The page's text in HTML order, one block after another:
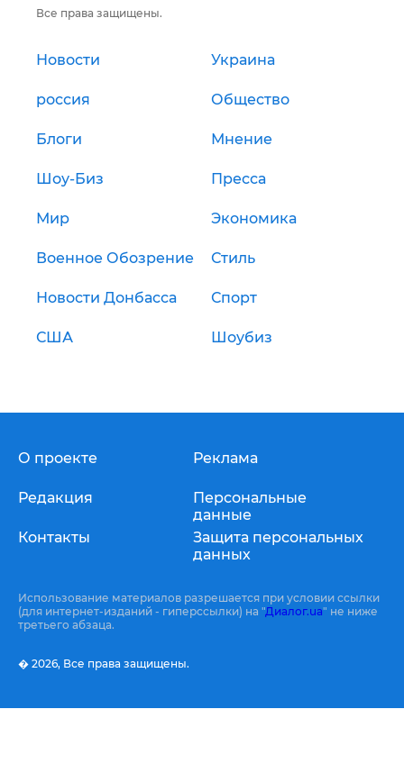
Все права защищены.
Новости Украина
россия Общество
Блоги Мнение
Шоу-Биз Пресса
Мир Экономика
Военное Обозрение Стиль
Новости Донбасса Спорт
США Шоубиз
О проекте
Редакция
Контакты
Реклама
Персональные
данные
Защита персональных
данных
Использование материалов разрешается при условии ссылки
(для интернет-изданий - гиперссылки) на "Диалог.ua" не ниже
третьего абзаца.
� 2026, Все права защищены.